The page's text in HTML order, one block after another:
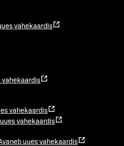
vahekaardis
vahekaardis
vahekaardis
vahekaardis
uues vahekaardis